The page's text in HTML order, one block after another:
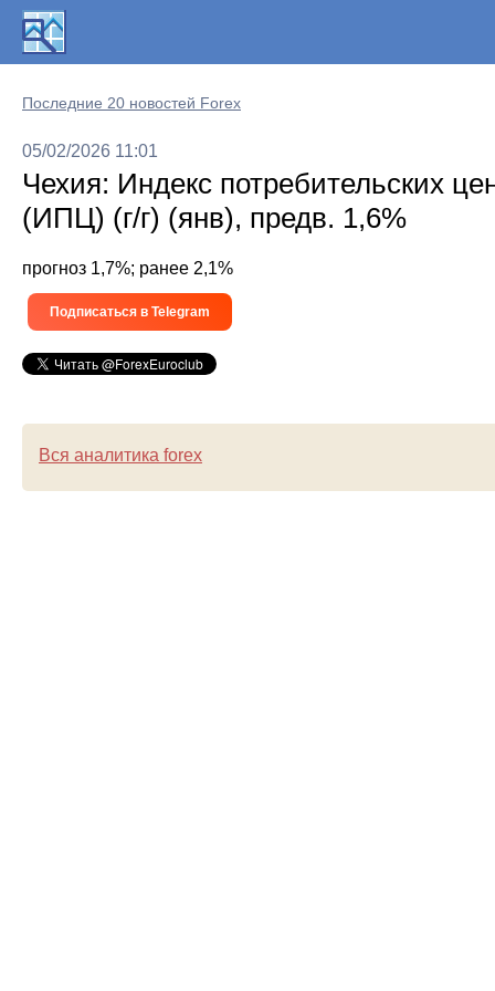
Последние 20 новостей Forex
05/02/2026 11:01
Чехия: Индекс потребительских
(ИПЦ) (г/г) (янв), предв. 1,6%
прогноз 1,7%; ранее 2,1%
Подписаться в Telegram
Вся аналитика forex